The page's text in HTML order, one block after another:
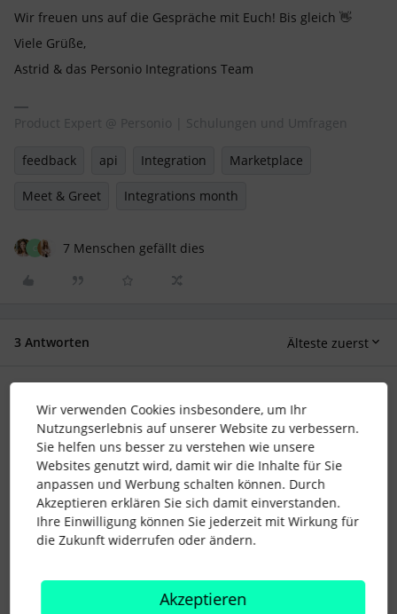
Wir freuen uns auf die Gespräche mit Euch! Bis gleich 👋
Viele Grüße,
Astrid & das Personio Integrations Team
Product Expert @ Personio | Schulungen und Umfragen
feedback api Integration Marketplace
Meet & Greet Integrations month
7 Menschen gefällt dies
3 Antworten Älteste zuerst
Ich würde mich über so ein Meet & Greet sehr freuen
1 Personen gefällt dies
Selina Forum|Forum|4 years ago
Wir verwenden Cookies insbesondere, um Ihr
Nutzungserlebnis auf unserer Website zu verbessern.
Sie helfen uns besser zu verstehen wie unsere
Websites genutzt wird, damit wir die Inhalte für Sie
anpassen und Werbung schalten können. Durch
Akzeptieren erklären Sie sich damit einverstanden.
Ihre Einwilligung können Sie jederzeit mit Wirkung für
die Zukunft widerrufen oder ändern.
Akzeptieren